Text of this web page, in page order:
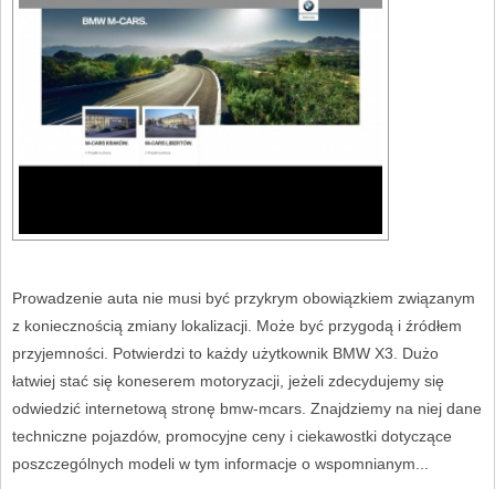
Prowadzenie auta nie musi być przykrym obowiązkiem związanym
z koniecznością zmiany lokalizacji. Może być przygodą i źródłem
przyjemności. Potwierdzi to każdy użytkownik BMW X3. Dużo
łatwiej stać się koneserem motoryzacji, jeżeli zdecydujemy się
odwiedzić internetową stronę bmw-mcars. Znajdziemy na niej dane
techniczne pojazdów, promocyjne ceny i ciekawostki dotyczące
poszczególnych modeli w tym informacje o wspomnianym...